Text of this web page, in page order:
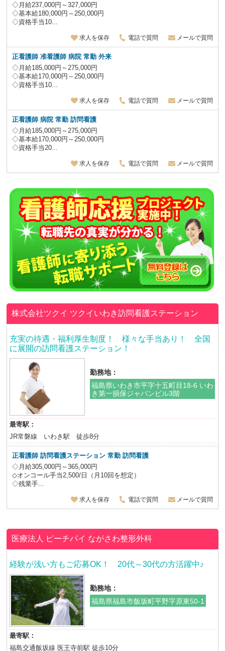
◇月給237,000円～327,000円
◇基本給180,000円～250,000円
◇資格手当10...
求人を保存 電話で質問 メールで質問
正看護師 准看護師 病院 常勤 外来
◇月給185,000円～275,000円
◇基本給170,000円～250,000円
◇資格手当10...
求人を保存 電話で質問 メールで質問
正看護師 病院 常勤 訪問看護
◇月給185,000円～275,000円
◇基本給170,000円～250,000円
◇資格手当20...
求人を保存 電話で質問 メールで質問
株式会社ツクイ ツクイいわき訪問看護ステーション
充実の待遇・福利厚生制度！ 様々な手当あり！ 全国
に展開の訪問看護ステーション！
勤務地：
福島県いわき市平字十五町目18-6 いわ
き第一損保ジャパンビル3階
最寄駅：
JR常磐線 いわき駅 徒歩8分
正看護師訪問看護ステーション 常勤 訪問看護
◇月給305,000円～365,000円
◇オンコール手当2,500/日（月10回を想定）
◇残業手...
求人を保存 電話で質問 メールで質問
医療法人 ピーチパイ ながさわ整形外科
経験が浅い方もご応募OK！ 20代～30代の方活躍中♪
勤務地：
福島県福島市飯坂町平野字原東50-1
最寄駅：
福島交通飯坂線 医王寺前駅 徒歩10分